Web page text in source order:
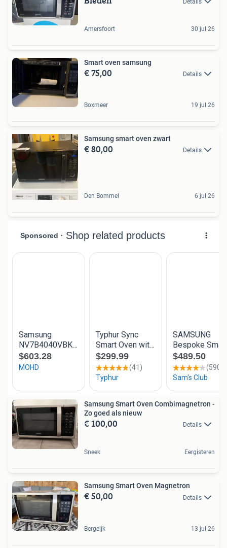
Amersfoort 30 jul 26
Smart oven samsung
€ 75,00 Details
Boxmeer 19 jul 26
Samsung smart oven zwart
€ 80,00 Details
Den Bommel 6 jul 26
Samsung Smart Oven Combimagnetron -
Zo goed als nieuw
€ 100,00 Details
Sneek Eergisteren
Samsung Smart Oven Magnetron
€ 50,00 Details
Bergeijk 13 jul 26